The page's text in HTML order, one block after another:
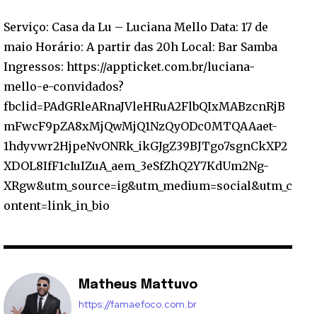
Serviço: Casa da Lu – Luciana Mello Data: 17 de
maio Horário: A partir das 20h Local: Bar Samba
Ingressos: https://appticket.com.br/luciana-
mello-e-convidados?
fbclid=PAdGRleARnaJVleHRuA2FlbQIxMABzcnRjB
mFwcF9pZA8xMjQwMjQ1NzQyODc0MTQAAaet-
1hdyvwr2HjpeNvONRk_ikGJgZ39BJTgo7sgnCkXP2
XDOL8IfF1cIuIZuA_aem_3eSfZhQ2Y7KdUm2Ng-
XRgw&utm_source=ig&utm_medium=social&utm_c
ontent=link_in_bio
Matheus Mattuvo
https://famaefoco.com.br